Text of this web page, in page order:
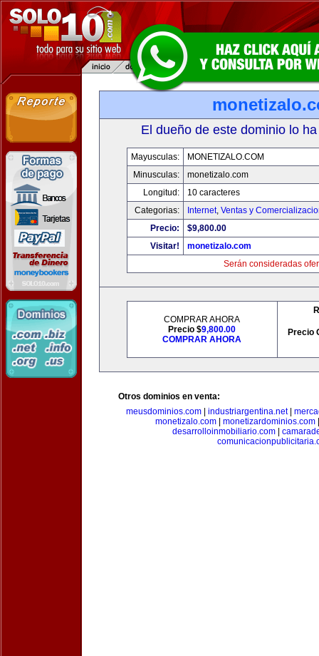
El dueño de este dominio lo
Mayusculas:
MONETIZALO.COM
Minusculas:
monetizalo.com
Longitud:
10 caracteres
Categorias:
Internet, Ventas y
Precio:
$9,800.00
Visitar!
monetizalo.com
Serán consideradas
COMPRAR AHORA
Precio $9,800.00
COMPRAR AHORA
Precio
Otros dominios en venta:
meusdominios.com| industriargentina.net|
monetizalo.com| monetizardominios.com
desarrolloinmobiliario.com